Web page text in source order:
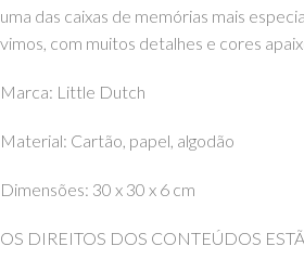
uma das caixas de memórias mais
vimos, com muitos detalhes e cores
Marca: Little Dutch
Material: Cartão, papel, algodão
Dimensões: 30 x 30 x 6 cm
OS DIREITOS DOS CONTEÚDOS